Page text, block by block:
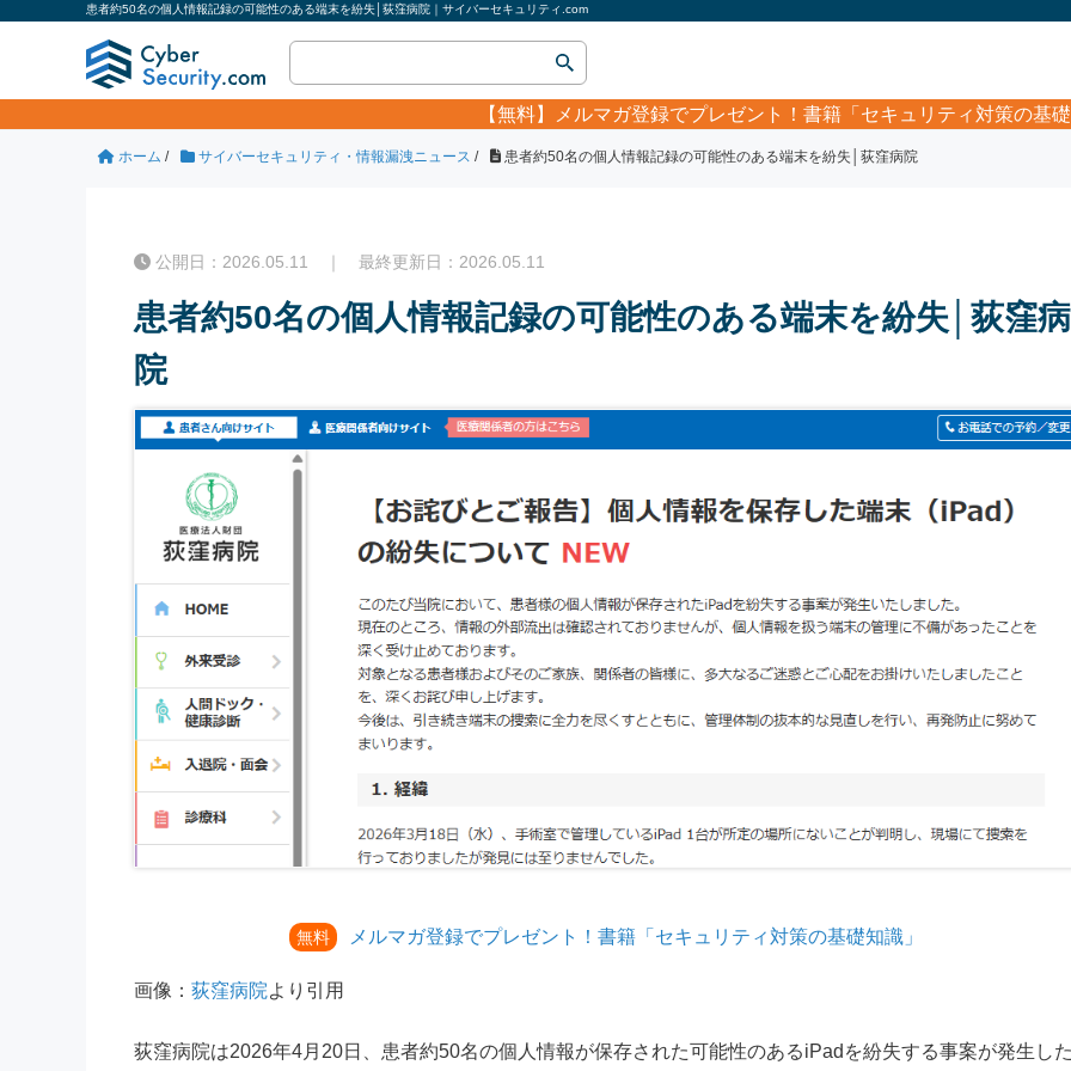
患者約50名の個人情報記録の可能性のある端末を紛失│荻窪病院｜サイバーセキュリティ.com
【無料】 メルマガ登録でプレゼント！書籍「セキュリティ対策の基
ホーム / サイバーセキュリティ・情報漏洩ニュース / 患者約50名の個人情報記録の可能性のある端末を紛失│荻窪病院
公開日：2026.05.11 ｜ 最終更新日：2026.05.11
患者約50名の個人情報記録の可能性のある端末を紛失│荻窪病
院
無料 メルマガ登録でプレゼント！書籍「セキュリティ対策の基礎知識」
画像： 荻窪病院より引用
荻窪病院は2026年4月20日、患者約50名の個人情報が保存された可能性のあるiPadを紛失する事案が発生し